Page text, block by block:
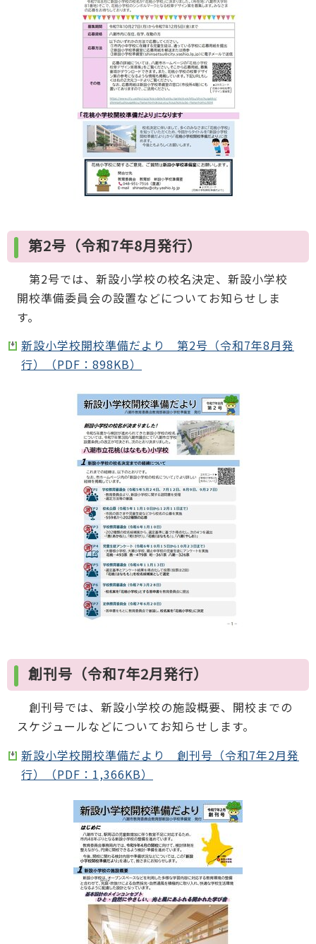
第2号（令和7年8月発行）
第2号では、新設小学校の校名決定、新設小学校
開校準備委員会の設置などについてお知らせしま
す。
新設小学校開校準備だより 第2号（令和7年8月発
行）（PDF：898KB）
創刊号（令和7年2月発行）
創刊号では、新設小学校の施設概要、開校までの
スケジュールなどについてお知らせします。
新設小学校開校準備だより 創刊号（令和7年2月発
行）（PDF：1,366KB）